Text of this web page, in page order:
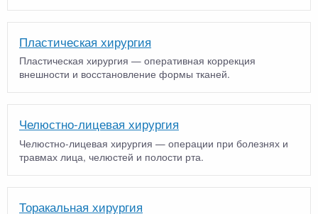
Пластическая хирургия
Пластическая хирургия — оперативная коррекция
внешности и восстановление формы тканей.
Челюстно-лицевая хирургия
Челюстно-лицевая хирургия — операции при болезнях и
травмах лица, челюстей и полости рта.
Торакальная хирургия